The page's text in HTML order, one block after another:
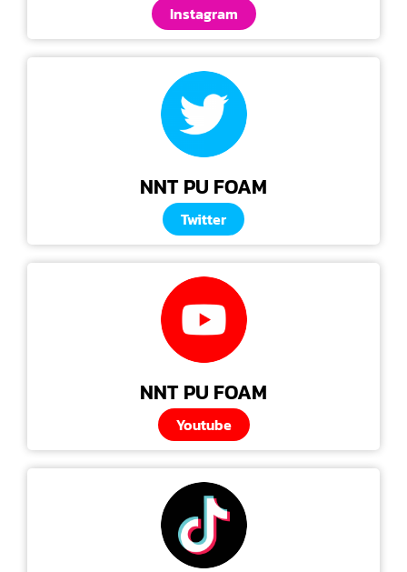
Instagram
NNT PU FOAM
Twitter
NNT PU FOAM
Youtube